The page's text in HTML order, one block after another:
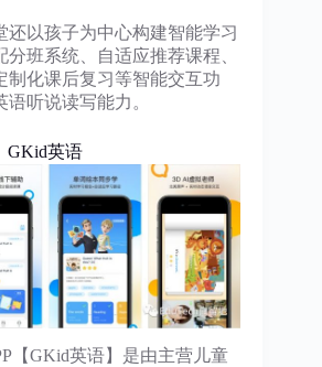
还以孩子为中心构建智能学习
班系统、自适应推荐课程、
制化课后复习等智能交互功
听说读写能力。
GKid英语
【GKid英语】是由主营儿童